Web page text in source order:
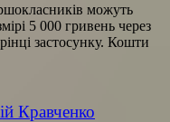
можуть
5 000 гривень через
застосунку. Кошти
Кравченко